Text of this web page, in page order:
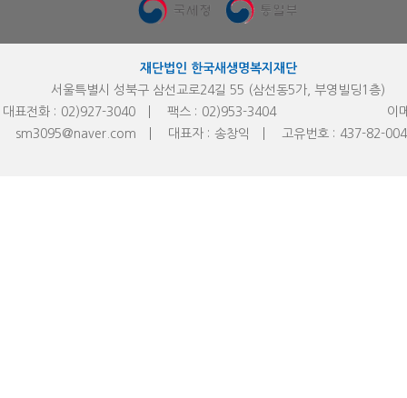
재단법인 한국새생명복지재단
서울특별시 성북구 삼선교로24길 55 (삼선동5가, 부영빌딩1층)
대표전화 : 02)927-3040 팩스 : 02)953-3404
이
sm3095@naver.com
대표자 : 송창익 고유번호 : 437-82-